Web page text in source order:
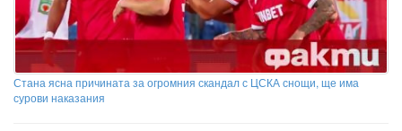
Стана ясна причината за огромния скандал с ЦСКА снощи, ще има
сурови наказания